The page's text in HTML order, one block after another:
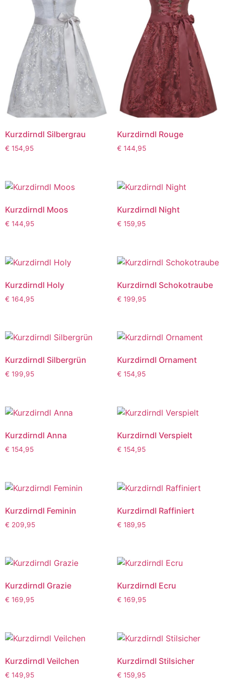
Kurzdirndl Silbergrau
€ 154,95
Kurzdirndl Rouge
€ 144,95
Kurzdirndl Moos
€ 144,95
Kurzdirndl Night
€ 159,95
Kurzdirndl Holy
€ 164,95
Kurzdirndl Schokotraube
€ 199,95
Kurzdirndl Silbergrün
€ 199,95
Kurzdirndl Ornament
€ 154,95
Kurzdirndl Anna
€ 154,95
Kurzdirndl Verspielt
€ 154,95
Kurzdirndl Feminin
€ 209,95
Kurzdirndl Raffiniert
€ 189,95
Kurzdirndl Grazie
€ 169,95
Kurzdirndl Ecru
€ 169,95
Kurzdirndl Veilchen
€ 149,95
Kurzdirndl Stilsicher
€ 159,95